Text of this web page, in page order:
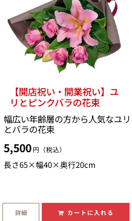
【開店祝い・開業祝い】ユ
リとピンクバラの花束
幅広い年齢層の方から人気なユリ
とバラの花束
5,500 円（税込）
長さ65×幅40×奥行20cm
詳細 カートに入れる